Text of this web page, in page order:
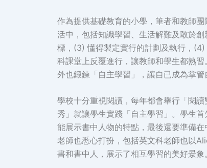
作為提供基礎教育的小學，筆者和教師
活中，包括知識學習、生活解難及敢於
標，(3) 懂得製定實行的計劃及執行，
科課堂上反覆進行，讓教師和學生都熟
外也鍛鍊「自主學習」，讓自已成為掌
學校十分重視閱讀，每年都會舉行「閱
秀」就讓學生實踐「自主學習」。學生
能展示書中人物的特點，最後還要準備
老師也悉心打扮，包括英文科老師也以
書和書中人，展示了相互學習的美好景象。